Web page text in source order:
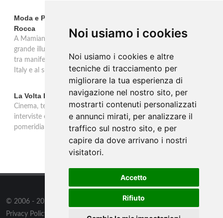
Noi usiamo i cookies
Noi usiamo i cookies e altre
tecniche di tracciamento per
migliorare la tua esperienza di
navigazione nel nostro sito, per
mostrarti contenuti personalizzati
e annunci mirati, per analizzare il
traffico sul nostro sito, e per
capire da dove arrivano i nostri
visitatori.
Accetto
Rifiuto
Moda e Pubblicità 1950-2000 alla Fondazione Magnani-
Rocca
A Mamiano di Traversetolo la mostra ripercorre l'eredità della
grande illustrazione di moda e della pubblicità in Italia 1950-2000,
tra manifesti, schizzi e icone che hanno dato forma al Made in
Italy e al suo immaginario visivo.
La Volta Buona: Caterina Balivo
Cinema, teatro, televisione e temi sociali: una settimana ricca di
interviste esclusive e momenti di intrattenimento nel programma
pomeridiano di Rai 1, in onda dalle 14:00 alle 16:00.
© 2006 - 2026
all rights reserved.
Privacy Policy
Preferenze sui Cookies